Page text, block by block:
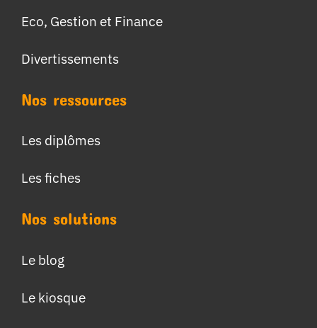
Eco, Gestion et Finance
Divertissements
Nos ressources
Les diplômes
Les fiches
Nos solutions
Le blog
Le kiosque